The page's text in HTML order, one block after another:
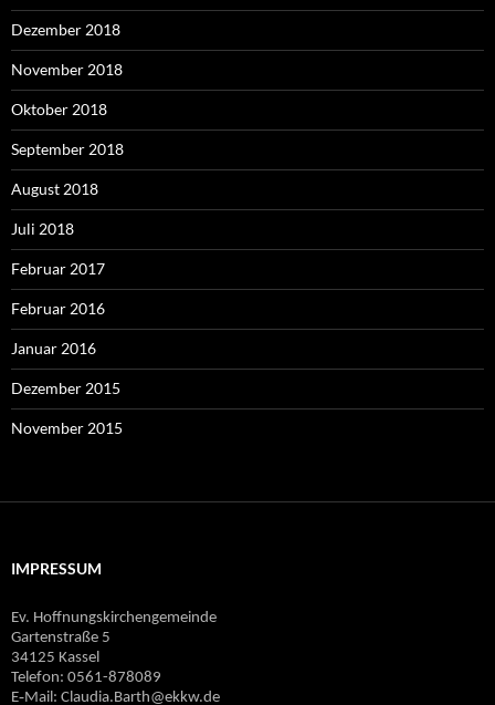
Dezember 2018
November 2018
Oktober 2018
September 2018
August 2018
Juli 2018
Februar 2017
Februar 2016
Januar 2016
Dezember 2015
November 2015
IMPRESSUM
Ev. Hoffnungskirchengemeinde
Gartenstraße 5
34125 Kassel
Telefon: 0561-878089
E‐Mail: Claudia.Barth@ekkw.de